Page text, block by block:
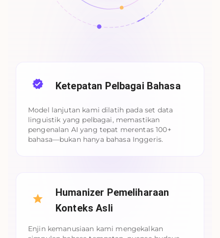
Ketepatan Pelbagai Bahasa
Model lanjutan kami dilatih pada set data
linguistik yang pelbagai, memastikan
pengenalan AI yang tepat merentas 100+
bahasa—bukan hanya bahasa Inggeris.
Humanizer Pemeliharaan
Konteks Asli
Enjin kemanusiaan kami mengekalkan